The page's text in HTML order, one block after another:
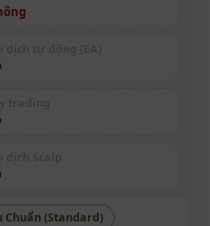
Chuẩn (Standard)